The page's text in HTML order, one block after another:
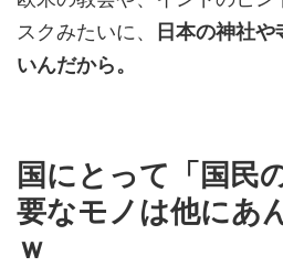
スクみたいに、
日本の神社
いんだから。
国にとって「国民
要なモノは他にあ
ｗ